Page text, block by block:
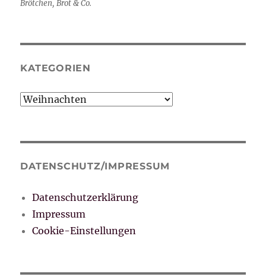
Brötchen, Brot & Co.
KATEGORIEN
Kategorien
DATENSCHUTZ/IMPRESSUM
Datenschutzerklärung
Impressum
Cookie-Einstellungen